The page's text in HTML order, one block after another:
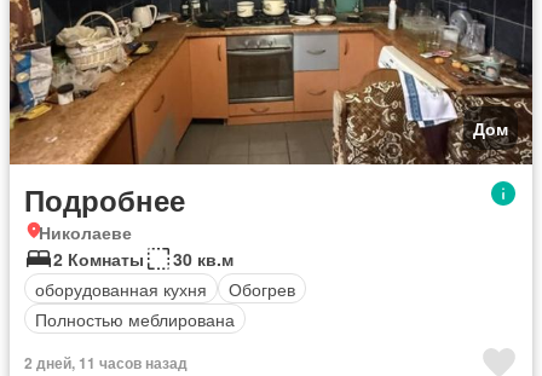
Дом
Подробнее
Николаеве
2 Комнаты
30 кв.м
оборудованная кухня
Обогрев
Полностью меблирована
2 дней, 11 часов назад